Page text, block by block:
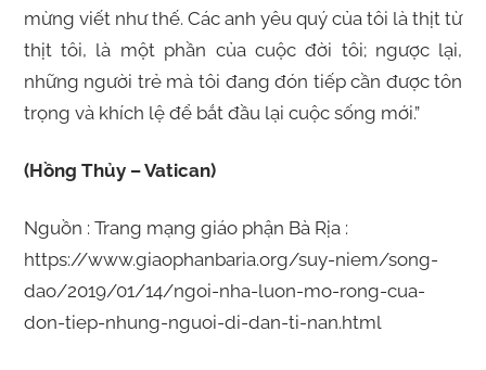
mừng viết như thế. Các anh yêu quý của tôi là thịt từ
thịt tôi, là một phần của cuộc đời tôi; ngược lại,
những người trẻ mà tôi đang đón tiếp cần được tôn
trọng và khích lệ để bắt đầu lại cuộc sống mới.”
(Hồng Thủy – Vatican)
Nguồn : Trang mạng giáo phận Bà Rịa :
https://www.giaophanbaria.org/suy-niem/song-
dao/2019/01/14/ngoi-nha-luon-mo-rong-cua-
don-tiep-nhung-nguoi-di-dan-ti-nan.html